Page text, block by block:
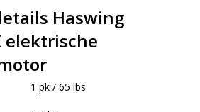
Haswing
elektrische
1 pk / 65 lbs